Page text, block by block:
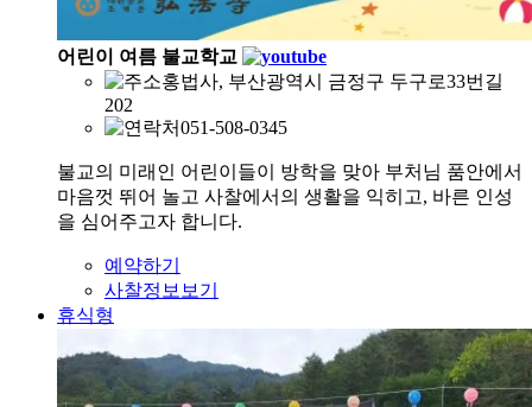
어린이 여름 불교학교
홍법사, 부산광역시 금정구 두구로33번길
202
051-508-0345
불교의 미래인 어린이들이 방학을 맞아 부처님 품안에서
마음껏 뛰어 놀고 사찰에서의 생활을 익히고, 바른 인성
을 심어주고자 합니다.
예약하기
사찰정보보기
휴식형